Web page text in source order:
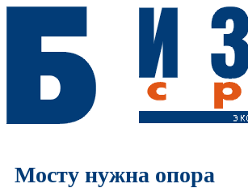
Мосту нужна опора